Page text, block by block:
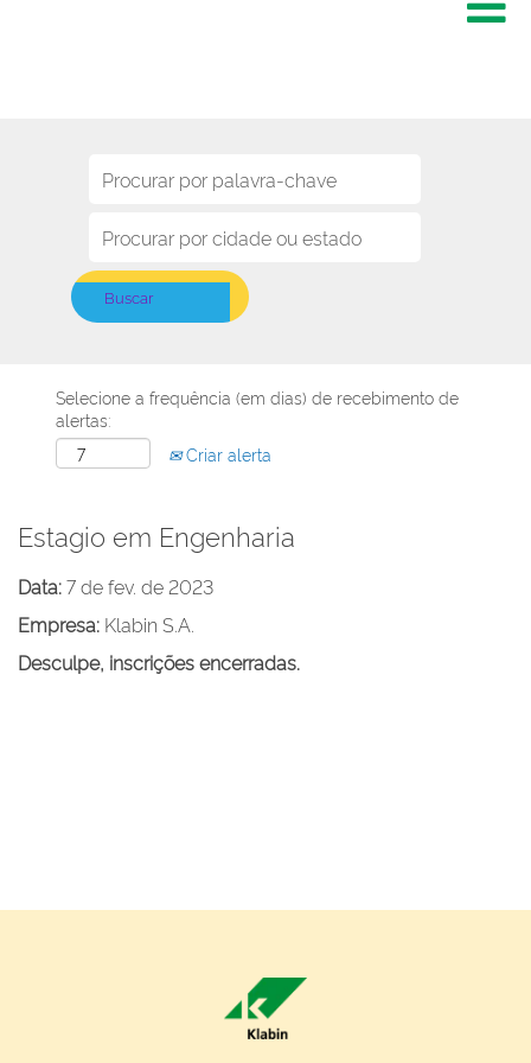
Selecione a frequência (em dias) de recebimento de
alertas:
Criar alerta
Estagio em Engenharia
Data:7 de fev. de 2023
Empresa: Klabin S.A.
Desculpe, inscrições encerradas.